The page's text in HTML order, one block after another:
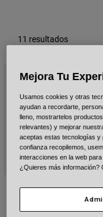
Ver todo
11 resultados
Moto-10 Spherical Amber
Mejora Tu
Usamos cookies y otras
ayudan a recordarte,
lleno, mostrartelos
relevantes) y mejorar
aceptas estas tecnologías
confianza recopilemos,
interacciones en la web
¿Quieres más información?